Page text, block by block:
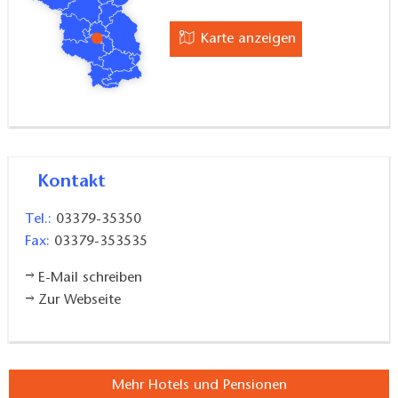
Karte anzeigen
Kontakt
Tel.: 03379-35350
Fax: 03379-353535
E-Mail schreiben
Zur Webseite
Mehr Hotels und Pensionen